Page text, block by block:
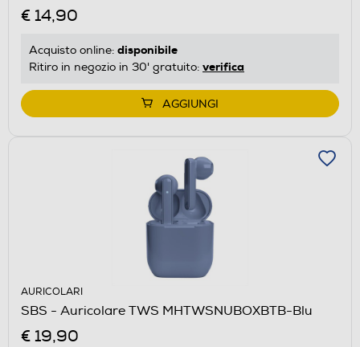
€ 14,90
Acquisto online: disponibile
Ritiro in negozio in 30' gratuito: verifica
AGGIUNGI
AURICOLARI
SBS - Auricolare TWS MHTWSNUBOXBTB-Blu
€ 19,90